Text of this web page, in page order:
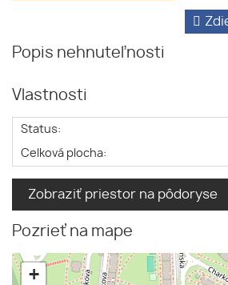
Popis nehnuteľnosti
Vlastnosti
Status:
Celková plocha:
Zobraziť priestor na pôdoryse
Pozrieť na mape
+